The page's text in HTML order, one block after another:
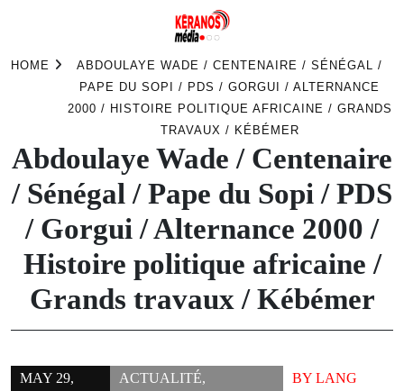
SkipHOME
ABDOULAYE WADE / CENTENAIRE / SÉNÉGAL /
PAPE DU SOPI / PDS / GORGUI / ALTERNANCE
2000 / HISTOIRE POLITIQUE AFRICAINE / GRANDS
TRAVAUX / KÉBÉMER
Abdoulaye Wade / Centenaire
/ Sénégal / Pape du Sopi / PDS
/ Gorgui / Alternance 2000 /
Histoire politique africaine /
Grands travaux / Kébémer
MAY 29,
ACTUALITÉ,
BYLANG